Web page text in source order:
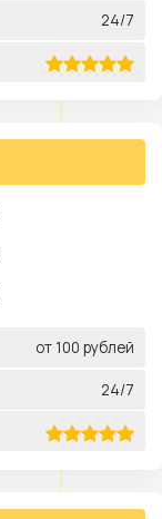
24/7
от 100 рублей
24/7